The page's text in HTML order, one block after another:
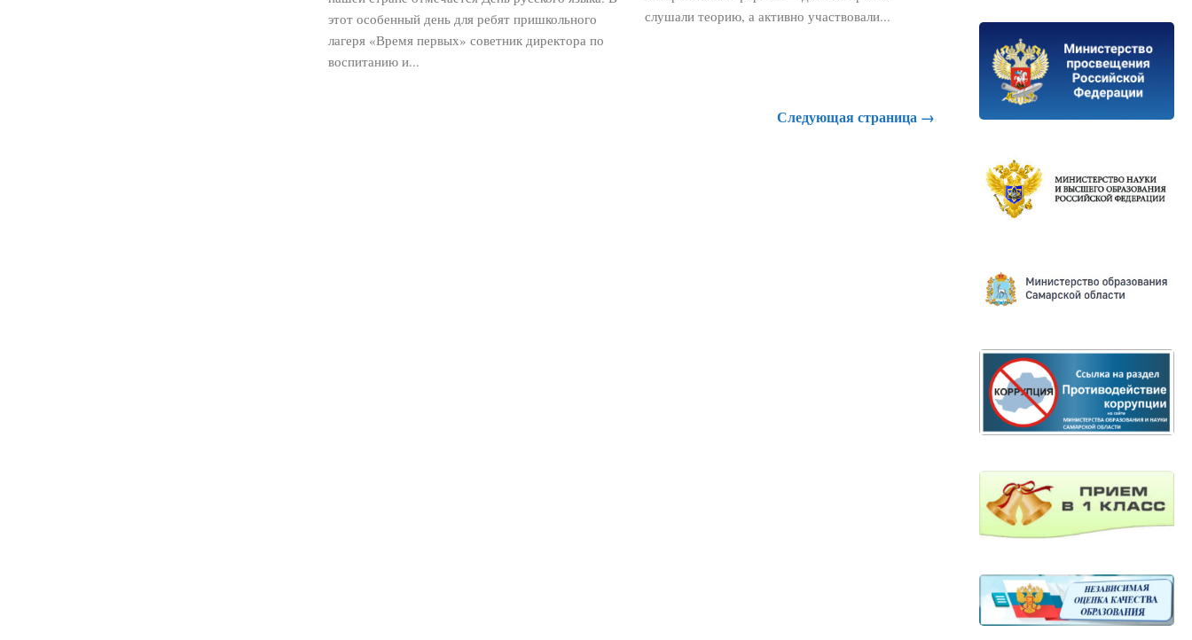
этот особенный день для ребят пришкольного
лагеря «Время первых» советник директора по
воспитанию и...
слушали теорию, а активно участвовали...
Следующая страница →